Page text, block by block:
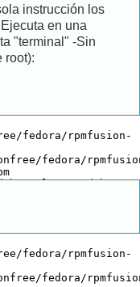
instrucción los
en una
"terminal" -Sin
root):